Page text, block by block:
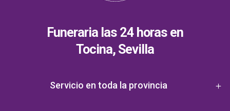
Funeraria las 24 horas en
Tocina, Sevilla
Servicio en toda la provincia